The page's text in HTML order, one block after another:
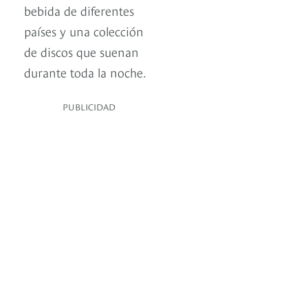
bebida de diferentes
países y una colección
de discos que suenan
durante toda la noche.
PUBLICIDAD